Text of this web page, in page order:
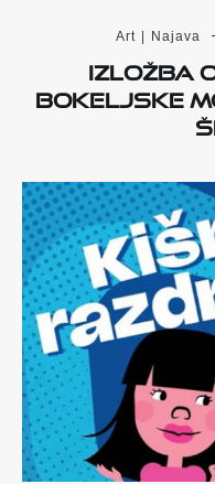
Art Najava
Izložba
Bokeljske